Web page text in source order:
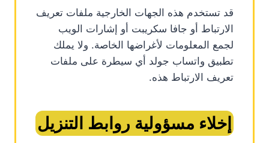
قد تستخدم هذه الجهات الخارجية ملفات تعريف
الارتباط أو جافا سكريبت أو إشارات الويب
لجمع المعلومات لأغراضها الخاصة. ولا يملك
تطبيق واتساب جولد أي سيطرة على ملفات
تعريف الارتباط هذه.
إخلاء مسؤولية روابط التنزيل